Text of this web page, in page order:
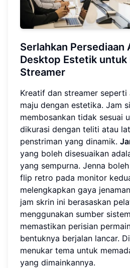
Serlahkan Persediaan
Desktop Estetik untuk
Streamer
Kreatif dan streamer seperti
maju dengan estetika. Jam
membosankan tidak sesuai
dikurasi dengan teliti atau
penstriman yang dinamik.
yang boleh disesuaikan
yang sempurna. Jenna
flip retro pada monitor
melengkapkan gaya
jam skrin ini berasaskan
menggunakan sumber
memastikan perisian
bentuknya berjalan lancar.
menukar tema untuk
yang dimainkannya.